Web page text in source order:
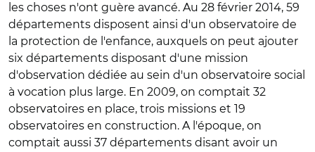
les choses n'ont guère avancé. Au 28 février 2014, 59
départements disposent ainsi d'un observatoire de
la protection de l'enfance, auxquels on peut ajouter
six départements disposant d'une mission
d'observation dédiée au sein d'un observatoire social
à vocation plus large. En 2009, on comptait 32
observatoires en place, trois missions et 19
observatoires en construction. A l'époque, on
comptait aussi 37 départements disant avoir un